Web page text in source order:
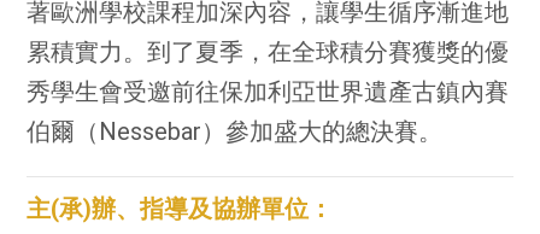
著歐洲學校課程加深內容，讓學生循序漸進地
累積實力。到了夏季，在全球積分賽獲獎的優
秀學生會受邀前往保加利亞世界遺產古鎮內賽
伯爾（Nessebar）參加盛大的總決賽。
主(承)辦、指導及協辦單位：